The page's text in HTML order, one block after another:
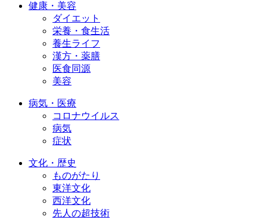
健康・美容
ダイエット
栄養・食生活
養生ライフ
漢方・薬膳
医食同源
美容
病気・医療
コロナウイルス
病気
症状
文化・歴史
ものがたり
東洋文化
西洋文化
先人の超技術